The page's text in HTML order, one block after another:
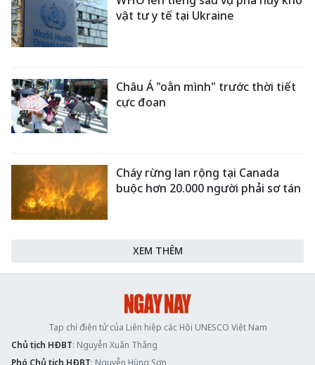
vật tư y tế tại Ukraine
Châu Á "oằn mình" trước thời tiết
cực đoan
Cháy rừng lan rộng tại Canada
buộc hơn 20.000 người phải sơ tán
XEM THÊM
Tạp chí điện tử của Liên hiệp các Hội UNESCO Việt Nam
Chủ tịch HĐBT: Nguyễn Xuân Thắng
Phó Chủ tịch HĐBT: Nguyễn Hùng Sơn